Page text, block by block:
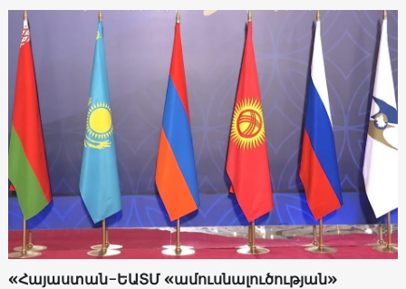
«Հայաստան-ԵԱՏՄ «ամուսնալուծության»